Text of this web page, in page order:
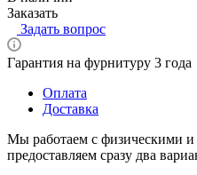
Заказать
Задать вопрос
Гарантия на фурнитуру 3 года
Оплата
Доставка
Мы работаем с физическими
предоставляем сразу два